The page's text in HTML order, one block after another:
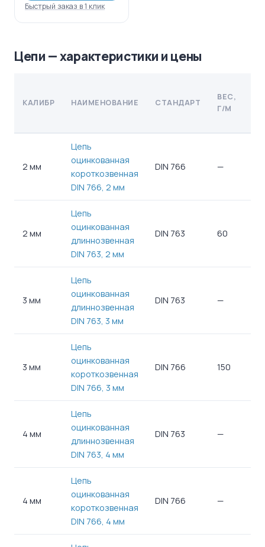
Быстрый заказ в 1 клик
Цепи — характеристики и цены
КАЛИБР НАИМЕНОВАНИЕ СТАНДАРТ
ВЕС,
Г/М
2 мм
Цепь
оцинкованная
короткозвенная
DIN 766, 2 мм
DIN 766 —
2 мм
Цепь
оцинкованная
длиннозвенная
DIN 763, 2 мм
DIN 763 60
3 мм
Цепь
оцинкованная
длиннозвенная
DIN 763, 3 мм
DIN 763 —
3 мм
Цепь
оцинкованная
короткозвенная
DIN 766, 3 мм
DIN 766 150
4 мм
Цепь
оцинкованная
длиннозвенная
DIN 763, 4 мм
DIN 763 —
4 мм
Цепь
оцинкованная
короткозвенная
DIN 766, 4 мм
DIN 766 —